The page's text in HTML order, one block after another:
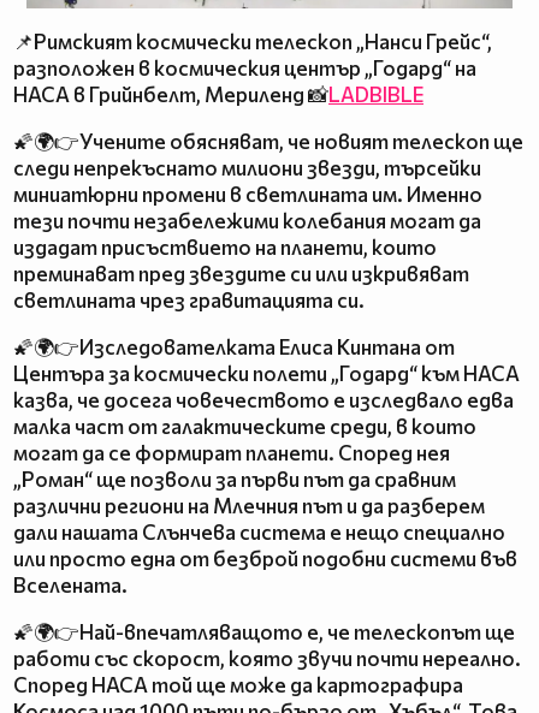
📌Римският космически телескоп „Нанси Грейс“,
разположен в космическия център „Годард“ на
НАСА в Грийнбелт, Мериленд 📸LADBIBLE
🌠🌍👉Учените обясняват, че новият телескоп ще
следи непрекъснато милиони звезди, търсейки
миниатюрни промени в светлината им. Именно
тези почти незабележими колебания могат да
издадат присъствието на планети, които
преминават пред звездите си или изкривяват
светлината чрез гравитацията си.
🌠🌍👉Изследователката Елиса Кинтана от
Центъра за космически полети „Годард“ към НАСА
казва, че досега човечеството е изследвало едва
малка част от галактическите среди, в които
могат да се формират планети. Според нея
„Роман“ ще позволи за първи път да сравним
различни региони на Млечния път и да разберем
дали нашата Слънчева система е нещо специално
или просто една от безброй подобни системи във
Вселената.
🌠🌍👉Най-впечатляващото е, че телескопът ще
работи със скорост, която звучи почти нереално.
Според НАСА той ще може да картографира